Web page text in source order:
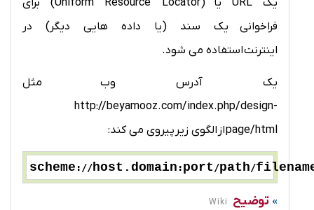
فراخوانی یک سند (یا داده هایی دیگر) در
اینترنت استفاده می شود.
یک آدرس وب مثل
http://beyamooz.com/index.php/design-
page/htmlاز الگوی زیر پیروی می کند:
scheme ://host.domain :port/path/
توضیح Wiki